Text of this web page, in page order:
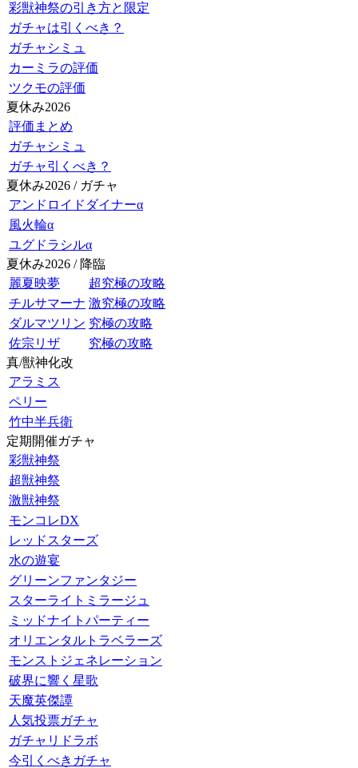
彩獣神祭の引き方と限定
ガチャは引くべき？
ガチャシミュ
カーミラの評価
ツクモの評価
夏休み2026
評価まとめ
ガチャシミュ
ガチャ引くべき？
夏休み2026 / ガチャ
アンドロイドダイナーα
風火輪α
ユグドラシルα
夏休み2026 / 降臨
麗夏映夢
超究極の攻略
チルサマーナ 激究極の攻略
ダルマツリン 究極の攻略
佐宗リザ
究極の攻略
真/獣神化改
アラミス
ペリー
竹中半兵衛
定期開催ガチャ
彩獣神祭
超獣神祭
激獣神祭
モンコレDX
レッドスターズ
水の遊宴
グリーンファンタジー
スターライトミラージュ
ミッドナイトパーティー
オリエンタルトラベラーズ
モンストジェネレーション
破界に響く星歌
天魔英傑譚
人気投票ガチャ
ガチャリドラボ
今引くべきガチャ